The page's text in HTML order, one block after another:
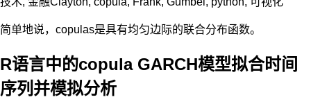
简单地说，copulas是具有均匀边际的联合分布函数。
R语言中的copula GARCH模型拟合时间
序列并模拟分析